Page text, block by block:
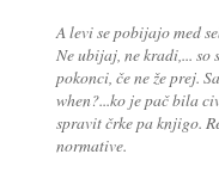
A levi se pobijajo med
Ne ubijaj, ne kradi,... so
pokonci, če ne že prej.
when?...ko je pač bila
spravit črke pa knjigo.
normative.